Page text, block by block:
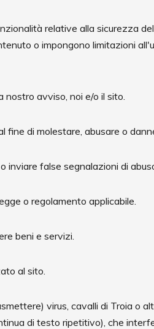
relative alla sicurezza
o impongono limitazioni
nostro avviso, noi e/o il sito.
di molestare, abusare o
inviare false segnalazioni di
o regolamento applicabile.
beni e servizi.
al sito.
virus, cavalli di Troia o
di testo ripetitivo), che